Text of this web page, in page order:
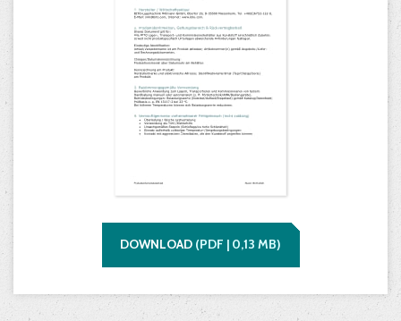
DOWNLOAD (PDF | 0,13 MB)